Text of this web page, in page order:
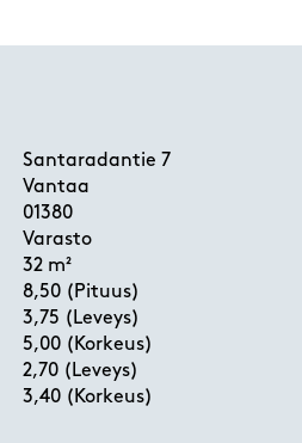
Santaradantie 7
Vantaa
01380
Varasto
32 m²
8,50 (Pituus)
3,75 (Leveys)
5,00 (Korkeus)
2,70 (Leveys)
3,40 (Korkeus)